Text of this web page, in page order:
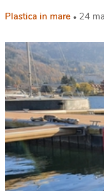
Plastica in mare 24